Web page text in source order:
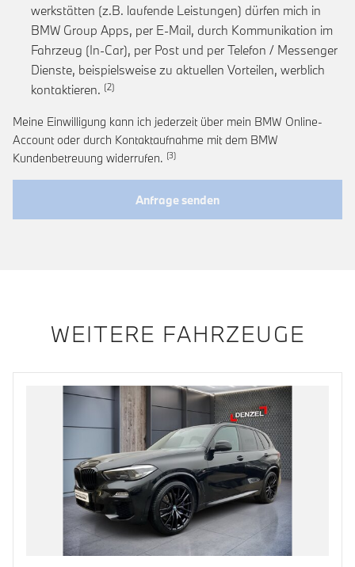
werkstätten (z.B. laufende Leistungen) dürfen mich in
BMW Group Apps, per E-Mail, durch Kommunikation im
Fahrzeug (In-Car), per Post und per Telefon / Messenger
Dienste, beispielsweise zu aktuellen Vorteilen, werblich
kontaktieren. Link zur Fußnote: Einwilligung zur
Meine Einwilligung kann ich jederzeit über mein BMW Online-
Account oder durch Kontaktaufnahme mit dem BMW
Kundenbetreuung widerrufen. Link zur Fußnote: Widerruf der
Anfrage senden
WEITERE FAHRZEUGE